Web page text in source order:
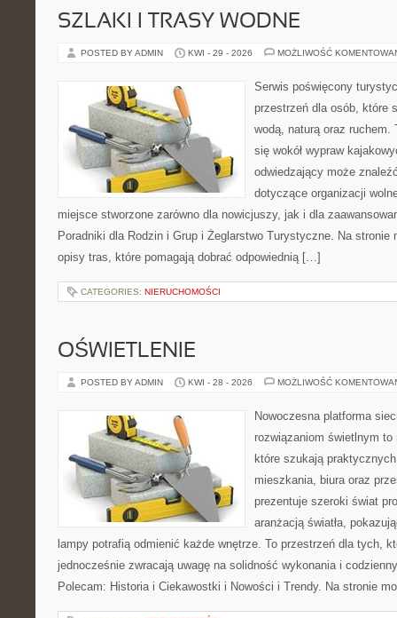
SZLAKI I TRASY WODNE
POSTED BY ADMIN KWI - 29 - 2026 MOŻLIWOŚĆ
Serwis poświęcony
przestrzeń dla osób, które
wodą, naturą oraz ruchem.
się wokół wypraw
odwiedzający może
dotyczące organizacji
miejsce stworzone zarówno dla nowicjuszy, jak i dla
Poradniki dla Rodzin i Grup i Żeglarstwo Turystyczne. Na stronie
opisy tras, które pomagają dobrać odpowiednią […]
CATEGORIES: NIERUCHOMOŚCI
OŚWIETLENIE
POSTED BY ADMIN KWI - 28 - 2026 MOŻLIWOŚĆ
Nowoczesna platforma
rozwiązaniom świetlnym
które szukają
mieszkania, biura oraz
prezentuje szeroki świat
aranżacją światła,
lampy potrafią odmienić każde wnętrze. To przestrzeń dla tych,
jednocześnie zwracają uwagę na solidność wykonania i
Polecam: Historia i Ciekawostki i Nowości i Trendy. Na stronie